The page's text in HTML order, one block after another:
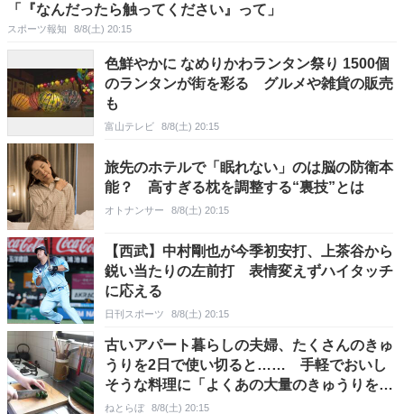
「『なんだったら触ってください』って」
スポーツ報知 8/8(土) 20:15
色鮮やかに なめりかわランタン祭り 1500個
のランタンが街を彩る グルメや雑貨の販売
も
富山テレビ 8/8(土) 20:15
旅先のホテルで「眠れない」のは脳の防衛本
能？ 高すぎる枕を調整する“裏技”とは
オトナンサー 8/8(土) 20:15
【西武】中村剛也が今季初安打、上茶谷から
鋭い当たりの左前打 表情変えずハイタッチ
に応える
日刊スポーツ 8/8(土) 20:15
古いアパート暮らしの夫婦、たくさんのきゅ
うりを2日で使い切ると…… 手軽でおいし
そうな料理に「よくあの大量のきゅうりを」
「マネしたいです」
ねとらぼ 8/8(土) 20:15